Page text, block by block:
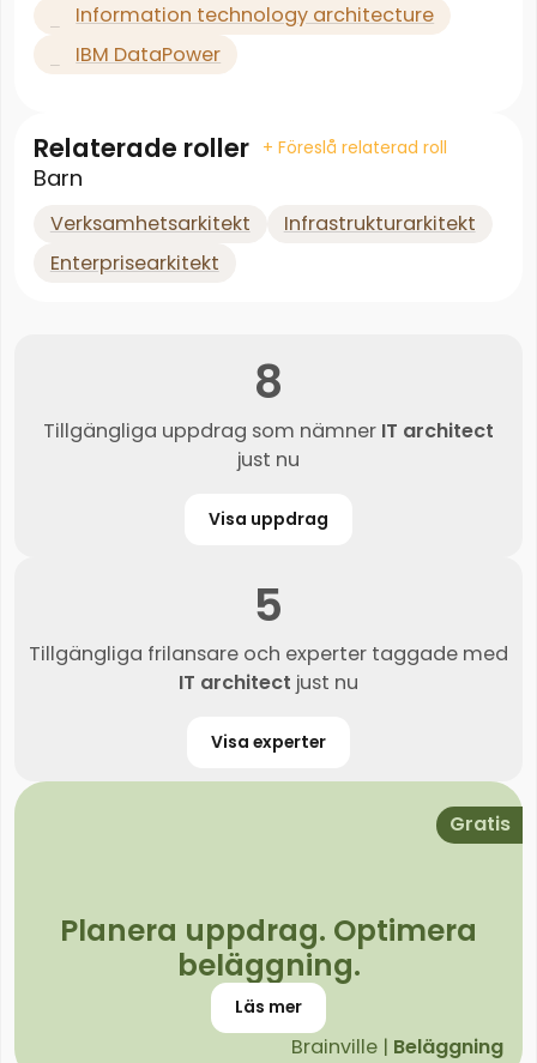
Information technology architecture
IBM DataPower
Relaterade roller + Föreslå relaterad roll
Barn
Verksamhetsarkitekt
Infrastrukturarkitekt
Enterprisearkitekt
8
Tillgängliga uppdrag som nämner IT architect
just nu
Visa uppdrag
5
Tillgängliga frilansare och experter taggade med
IT architect just nu
Visa experter
Gratis
Planera uppdrag. Optimera
beläggning.
Läs mer
Brainville | Beläggning